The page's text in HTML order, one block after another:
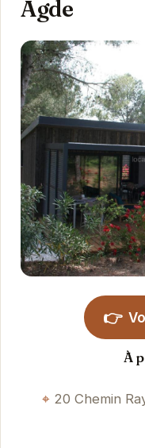
Agde
👉
À
20 Chemin